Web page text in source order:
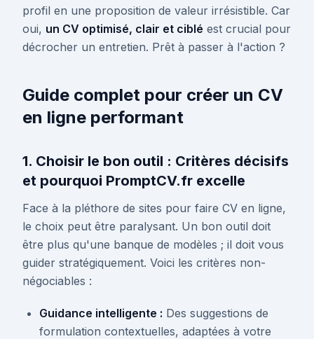
profil en une proposition de valeur irrésistible. Car
oui, un CV optimisé, clair et ciblé est crucial pour
décrocher un entretien. Prêt à passer à l'action ?
Guide complet pour créer un CV
en ligne performant
1. Choisir le bon outil : Critères décisifs
et pourquoi PromptCV.fr excelle
Face à la pléthore de sites pour faire CV en ligne,
le choix peut être paralysant. Un bon outil doit
être plus qu'une banque de modèles ; il doit vous
guider stratégiquement. Voici les critères non-
négociables :
Guidance intelligente : Des suggestions de
formulation contextuelles, adaptées à votre